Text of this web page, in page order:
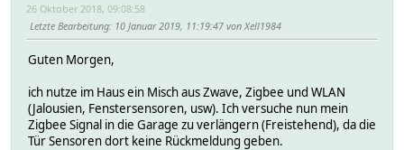
26 Oktober 2018, 09:08:58
Letzte Bearbeitung: 10 Januar 2019, 11:19:47 von Xell1984
Guten Morgen,
ich nutze im Haus ein Misch aus Zwave, Zigbee und WLAN
(Jalousien, Fenstersensoren, usw). Ich versuche nun mein
Zigbee Signal in die Garage zu verlängern (Freistehend), da die
Tür Sensoren dort keine Rückmeldung geben.